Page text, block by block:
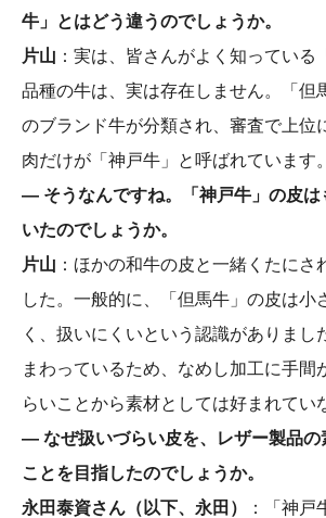
牛」とはどう違うのでしょうか。
片山 ：実は、皆さんがよく知っている
品種の牛は、実は存在しません。「但
のブランド牛が分類され、審査で上位
肉だけが「神戸牛」と呼ばれています。
― そうなんですね。「神戸牛」の皮は
いたのでしょうか。
片山 ：ほかの和牛の皮と一緒くたにさ
した。一般的に、「但馬牛」の皮は小
く、扱いにくいという認識がありまし
まわっているため、なめし加工に手間
らいことから素材としては好まれてい
― なぜ扱いづらい皮を、レザー製品の
ことを目指したのでしょうか。
永田泰資さん（以下、永田）
：「神戸